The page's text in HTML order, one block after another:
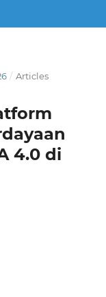
/ Articles
4.0 di